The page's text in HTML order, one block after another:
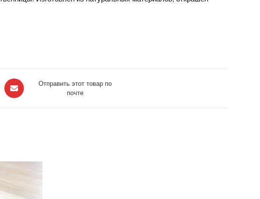
Открывается
в
Отправить этот товар по
почте